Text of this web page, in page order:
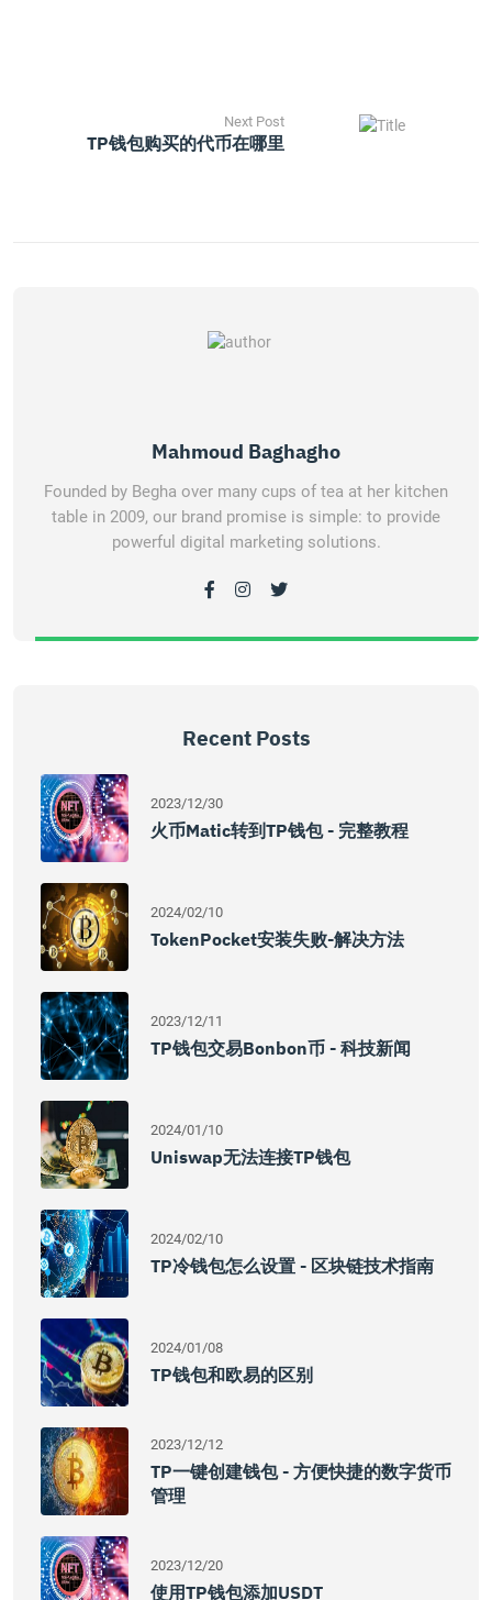
Next Post
TP钱包购买的代币在哪里
Mahmoud Baghagho
Founded by Begha over many cups of tea at her kitchen
table in 2009, our brand promise is simple: to provide
powerful digital marketing solutions.
Recent Posts
2023/12/30
火币Matic转到TP钱包 - 完整教程
2024/02/10
TokenPocket安装失败-解决方法
2023/12/11
TP钱包交易Bonbon币 - 科技新闻
2024/01/10
Uniswap无法连接TP钱包
2024/02/10
TP冷钱包怎么设置 - 区块链技术指南
2024/01/08
TP钱包和欧易的区别
2023/12/12
TP一键创建钱包 - 方便快捷的数字货币
管理
2023/12/20
使用TP钱包添加USDT